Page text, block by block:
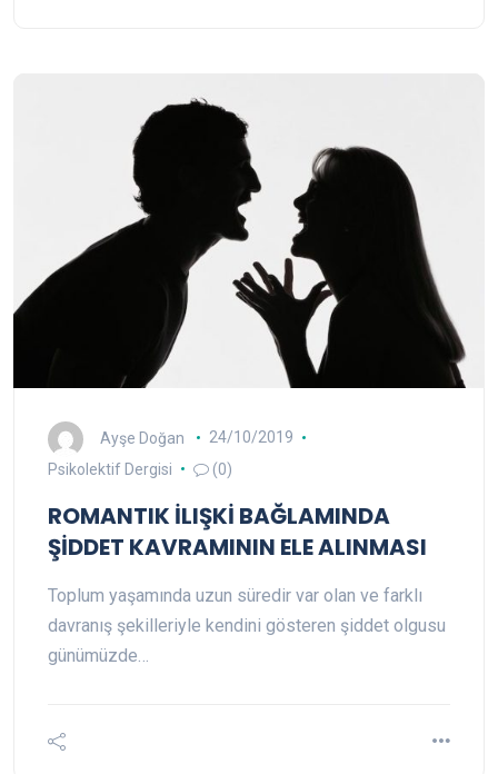
Ayşe Doğan
24/10/2019
Psikolektif Dergisi
(0)
ROMANTIK İLIŞKİ BAĞLAMINDA
ŞİDDET KAVRAMININ ELE ALINMASI
Toplum yaşamında uzun süredir var olan ve farklı
davranış şekilleriyle kendini gösteren şiddet olgusu
günümüzde…